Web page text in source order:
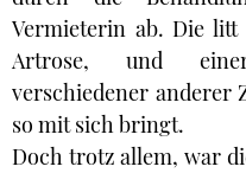
Vermieterin ab. Die
Artrose, und
verschiedener anderer
so mit sich bringt.
Doch trotz allem, war